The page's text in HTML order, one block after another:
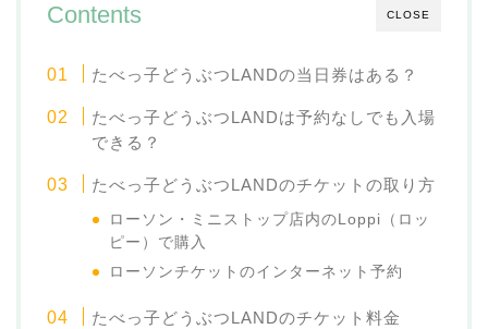
CLOSE
Contents
たべっ子どうぶつLANDの当日券はある？
たべっ子どうぶつLANDは予約なしでも入場
できる？
たべっ子どうぶつLANDのチケットの取り方
ローソン・ミニストップ店内のLoppi（ロッ
ピー）で購入
ローソンチケットのインターネット予約
たべっ子どうぶつLANDのチケット料金